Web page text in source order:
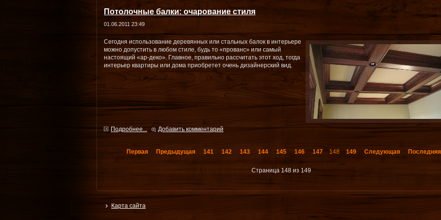
Потолочные балки: очарование стиля
01.06.2011 23:49
Сегодня использование деревянных или стальных балок в интерьере
можно допустить в любом стиле, будь то «прованс» или самый
настоящий «ар-деко». Главное, правильно рассчитать этот ход, тогда
интерьер квартиры или дома приобретет очень дизайнерский вид.
Подробнее... Добавить комментарий
Первая Предыдущая 141 142 143 144 145 146 147 148 149 Следующая Последняя
Страница 148 из 149
Карта сайта